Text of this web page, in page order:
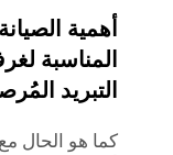
الصيانة
لغرف
المُرصوصة
الحال مع أي آلة